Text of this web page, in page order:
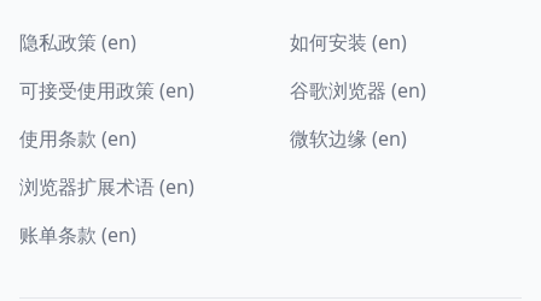
隐私政策 (en)
可接受使用政策 (en)
使用条款 (en)
浏览器扩展术语 (en)
账单条款 (en)
如何安装 (en)
谷歌浏览器 (en)
微软边缘 (en)